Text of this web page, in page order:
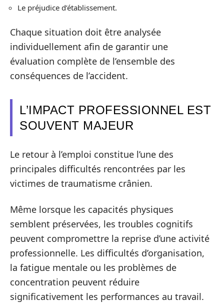
Le préjudice d’établissement.
Chaque situation doit être analysée
individuellement afin de garantir une
évaluation complète de l’ensemble des
conséquences de l’accident.
L’IMPACT PROFESSIONNEL EST
SOUVENT MAJEUR
Le retour à l’emploi constitue l’une des
principales difficultés rencontrées par les
victimes de traumatisme crânien.
Même lorsque les capacités physiques
semblent préservées, les troubles cognitifs
peuvent compromettre la reprise d’une activité
professionnelle. Les difficultés d’organisation,
la fatigue mentale ou les problèmes de
concentration peuvent réduire
significativement les performances au travail.